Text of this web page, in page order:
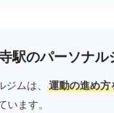
駅のパーソナル
ムは、 運動の進め
います。